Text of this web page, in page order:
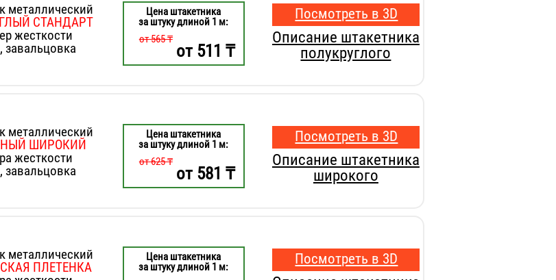
металлический
СТАНДАРТ
жесткости
завальцовка
Цена штакетника
за штуку длиной 1 м:
от 565 ₸
от511 ₸
Посмотреть в 3D
Описание штакетника
полукруглого
металлический
ШИРОКИЙ
жесткости
завальцовка
Цена штакетника
за штуку длиной 1 м:
от 625 ₸
от581 ₸
Посмотреть в 3D
Описание штакетника
широкого
металлический
ПЛЕТЕНКА
Цена штакетника
за штуку длиной 1 м:
Посмотреть в 3D